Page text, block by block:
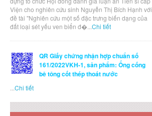
Viện cho nghiên cứu sinh Nguyễn Thị Bích Hạnh với
đề tài "Nghiên cứu một số đặc trưng biến dạng của
đất loại sét yếu ven biển đ�...Chi tiết
QR Giấy chứng nhận hợp chuẩn số
161/2022VKH-1, sản phẩm: Ống cống
bê tông cốt thép thoát nước
...Chi tiết